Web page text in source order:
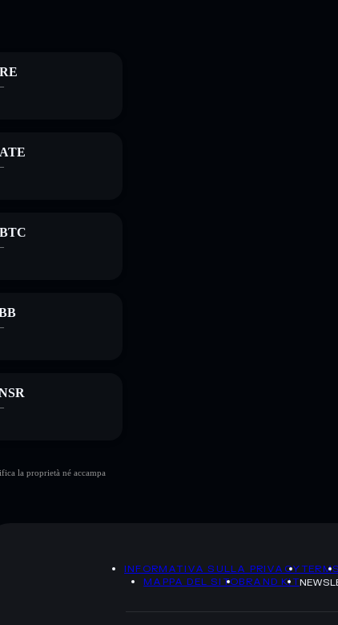
la proprietà né accampa
INFORMATIVA SULLA PRIVACYTERMS
MAPPA DEL SITOBRAND KIT